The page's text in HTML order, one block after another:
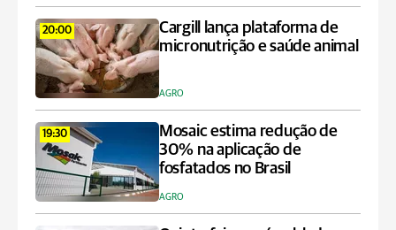
20:00
Cargill lança plataforma de
micronutrição e saúde animal
AGRO
19:30
Mosaic estima redução de
30% na aplicação de
fosfatados no Brasil
AGRO